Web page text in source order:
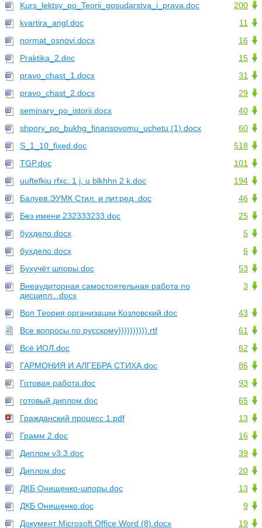
200
Kurs_lektsy_po_Teorii_gosudarstva_i_prava.doc
11
kvartira_angl.doc
16
normat_osnovi.docx
15
Praktika_2.doc
31
pravo_chast_1.docx
29
pravo_chast_2.docx
40
seminary_po_istorii.docx
60
shpory_po_bukhg_finansovomu_uchetu (1).docx
518
S_1_10_fixed.doc
101
TGP.doc
194
uuftefkiu rfxc. 1 j. u blkhhn 2 k.doc
46
Балуев.ЭУМК Стил. и лит.ред..doc
25
Без имени 232333233.doc
5
бухдело.docx
6
бухдело.docx
53
Бухучёт шпоры.doc
3
Внеаудиторная самостоятельная работа по
дисципл...docx
43
Воп Теория организации Козловский.doc
61
Все вопросы по русскому)))))))))).rtf
62
Всё ИОЛ.doc
86
ГАРМОНИЯ И АЛГЕБРА СТИХА.doc
93
Готовая работа.doc
65
готовый диплом.doc
13
Гражданский процесс 1.pdf
16
Грамм 2.doc
39
Диплом v3.3.doc
20
Диплом.doc
13
ДКБ Онищенко-шпоры.doc
9
ДКБ Онищенко.doc
19
Документ Microsoft Office Word (8).docx